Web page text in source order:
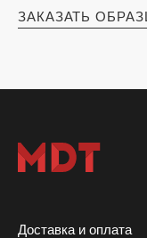
ЗАКАЗАТЬ
Доставка и оплата